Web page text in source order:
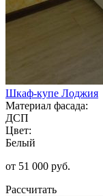
Шкаф-купе Лоджия
Материал фасада:
ДСП
Цвет:
Белый
от 51 000 руб.
Рассчитать